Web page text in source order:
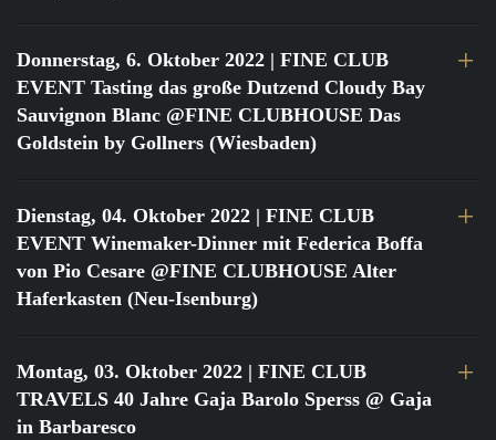
Donnerstag, 6. Oktober 2022 | FINE CLUB
EVENT Tasting das große Dutzend Cloudy Bay
Sauvignon Blanc @FINE CLUBHOUSE Das
Goldstein by Gollners (Wiesbaden)
Dienstag, 04. Oktober 2022 | FINE CLUB
EVENT Winemaker-Dinner mit Federica Boffa
von Pio Cesare @FINE CLUBHOUSE Alter
Haferkasten (Neu-Isenburg)
Montag, 03. Oktober 2022 | FINE CLUB
TRAVELS 40 Jahre Gaja Barolo Sperss @ Gaja
in Barbaresco